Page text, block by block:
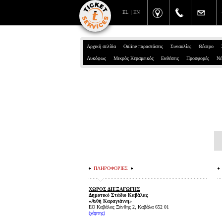
EN
EL
Αρχική σελίδα Online παραστάσεις Συναυλίες Θέατρο
Λυκόφως Μικρός Κεραμεικός Εκθέσεις Προσφορές
ΠΛΗΡΟΦΟΡΙΕΣ
ΧΩΡΟΣ ΔΙΕΞΑΓΩΓΗΣ
Δημοτικό Στάδιο Καβάλας
«Ανθή Καραγιάννη»
ΕΟ Καβάλας Ξάνθης 2, Καβάλα 652 01
(χάρτης)